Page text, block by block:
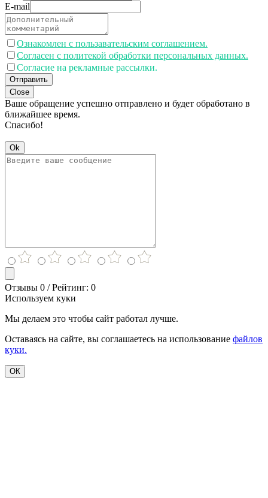
E-mail
Ознакомлен с пользавательским соглашением.
Согласен с политекой обработки персональных данных.
Согласие на рекламные рассылки.
Отправить
Close
Ваше обращение успешно отправлено и будет обработано в
ближайшее время.
Спасибо!
Ok
Отзывы 0 / Рейтинг: 0
Используем куки
Мы делаем это чтобы сайт работал лучше.
Оставаясь на сайте, вы соглашаетесь на использование файлов
куки.
ОК